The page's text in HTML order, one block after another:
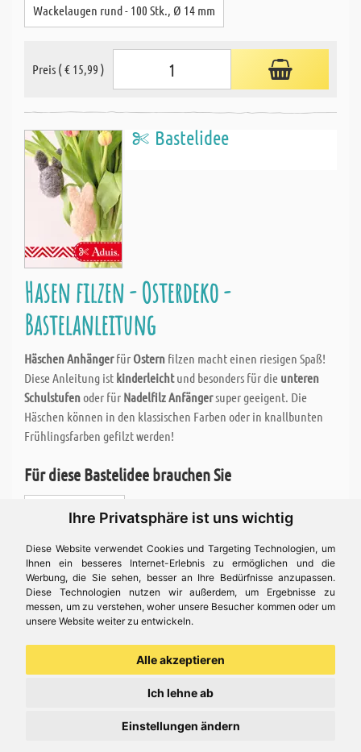
Ihre Privatsphäre ist uns wichtig
Diese Website verwendet Cookies und Targeting Technologien, um
Ihnen ein besseres Internet-Erlebnis zu ermöglichen und die
Werbung, die Sie sehen, besser an Ihre Bedürfnisse anzupassen.
Diese Technologien nutzen wir außerdem, um Ergebnisse zu
messen, um zu verstehen, woher unsere Besucher kommen oder um
unsere Website weiter zu entwickeln.
Alle akzeptieren
Ich lehne ab
Einstellungen ändern
Wackelaugen rund - 100 Stk., Ø 14 mm
Preis ( € 15,99 )
Bastelidee
Hasen filzen - Osterdeko -
Bastelanleitung
Häschen Anhängerfür Ostern filzen macht einen riesigen Spaß!
Diese Anleitung ist kinderleichtund besonders für die unteren
Schulstufenoder für Nadelfilz Anfängersuper geeigent. Die
Häschen können in den klassischen Farben oder in knallbunten
Frühlingsfarben gefilzt werden!
Für diese Bastelidee brauchen Sie
Styropor - Ei, 6 cm
Filzwolle - Märchenwolle Mix 100 g, natur Filznadel, grob
Holzgriff 1-fach, ohne Nadel Schaumstoff, 21 x 15 x 5 cm
Preis ( € 12,54 )
Bastelidee